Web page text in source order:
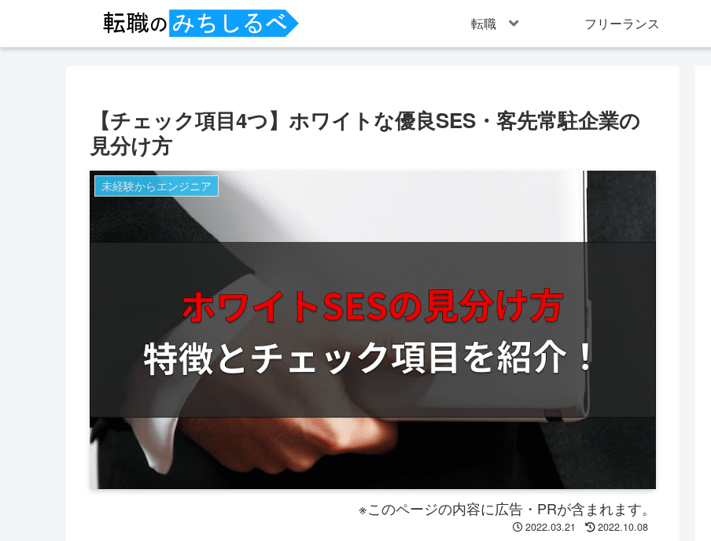
転職 フリーランス
【チェック項目4つ】ホワイトな優良SES・客先常駐企業の
見分け方
未経験からエンジニア
※このページの内容に広告・PRが含まれます。
2022.03.21 2022.10.08